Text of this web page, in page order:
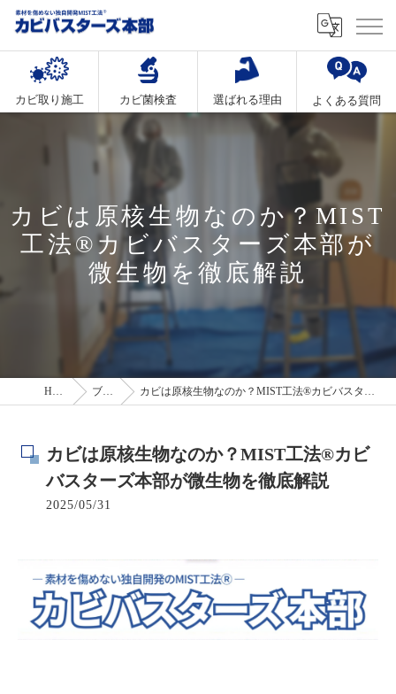
カビ取り施工 カビ菌検査 選ばれる理由 よくある質問
カビは原核生物なのか？MIST
工法®カビバスターズ本部が
微生物を徹底解説
HOME ブログ カビは原核生物なのか？MIST工法®カビバスターズ本部が微生物を徹底解説
カビは原核生物なのか？MIST工法®カビ
バスターズ本部が微生物を徹底解説
2025/05/31